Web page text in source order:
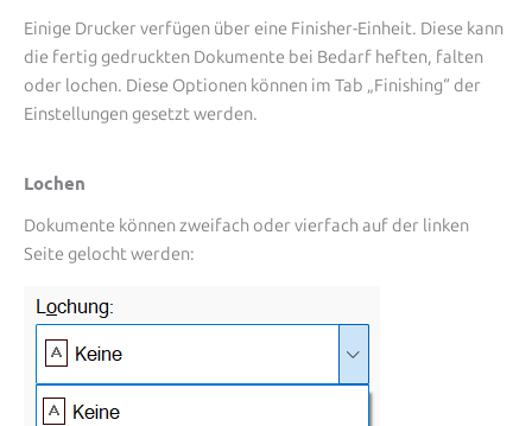
Einige Drucker verfügen über eine Finisher-Einheit. Diese kann
die fertig gedruckten Dokumente bei Bedarf heften, falten
oder lochen. Diese Optionen können im Tab „Finishing“ der
Einstellungen gesetzt werden.
Lochen
Dokumente können zweifach oder vierfach auf der linken
Seite gelocht werden: